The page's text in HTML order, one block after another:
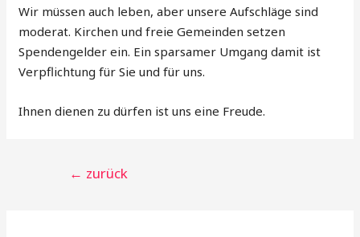
Wir müssen auch leben, aber unsere Aufschläge sind
moderat. Kirchen und freie Gemeinden setzen
Spendengelder ein. Ein sparsamer Umgang damit ist
Verpflichtung für Sie und für uns.
Ihnen dienen zu dürfen ist uns eine Freude.
Beitragsnavigation
← zurück